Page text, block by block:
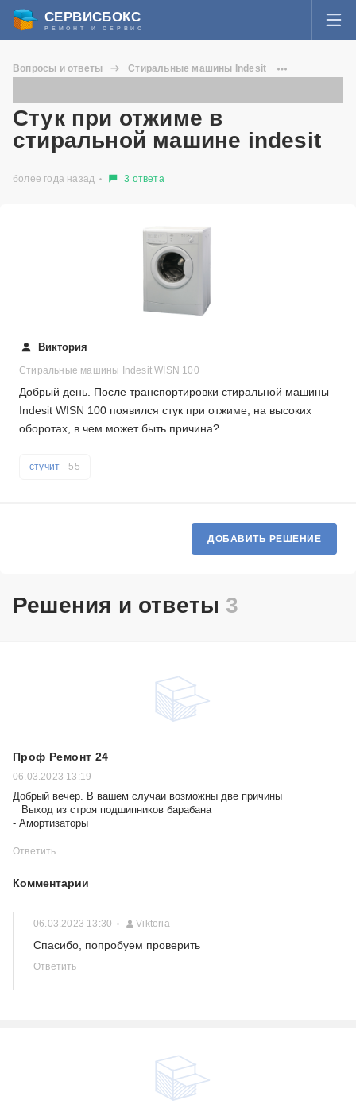
СЕРВИСБОКС
РЕМОНТ И СЕРВИС
Я забыл пароль
Регистрация
ВОПРОСЫ И ОТВЕТЫ
СТАТЬИ О РЕМОНТЕ
ДОБАВИТЬ СЕРВИСНЫЙ ЦЕНТР ИЛИ ЧАСТНОГО МАСТЕРА
Вопросы и ответы
Стиральные машины Indesit
Стук при отжиме в
стиральной машине indesit
более года назад 3 ответа
Виктория
Стиральные машины Indesit WISN 100
Добрый день. После транспортировки стиральной машины
Indesit WISN 100 появился стук при отжиме, на высоких
оборотах, в чем может быть причина?
стучит 55
ДОБАВИТЬ РЕШЕНИЕ
Решения и ответы 3
Проф Ремонт 24
06.03.2023 13:19
Добрый вечер. В вашем случаи возможны две причины
_ Выход из строя подшипников барабана
- Амортизаторы
Ответить
Комментарии
06.03.2023 13:30 Viktoria
Спасибо, попробуем проверить
Ответить